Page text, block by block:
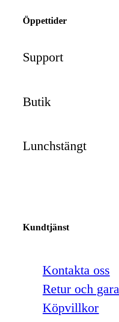
Öppettider
Support
Butik
Lunchstängt
Kundtjänst
Kontakta oss
Retur och
Köpvillkor